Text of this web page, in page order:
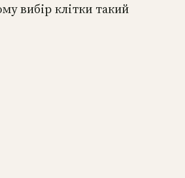
вибір клітки такий